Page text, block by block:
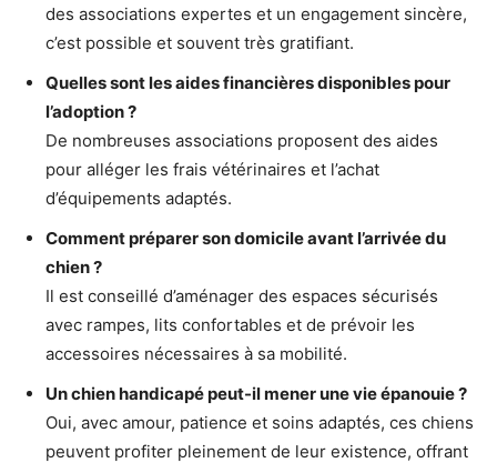
des associations expertes et un engagement sincère,
c’est possible et souvent très gratifiant.
Quelles sont les aides financières disponibles pour
l’adoption ?
De nombreuses associations proposent des aides
pour alléger les frais vétérinaires et l’achat
d’équipements adaptés.
Comment préparer son domicile avant l’arrivée du
chien ?
Il est conseillé d’aménager des espaces sécurisés
avec rampes, lits confortables et de prévoir les
accessoires nécessaires à sa mobilité.
Un chien handicapé peut-il mener une vie épanouie ?
Oui, avec amour, patience et soins adaptés, ces chiens
peuvent profiter pleinement de leur existence, offrant